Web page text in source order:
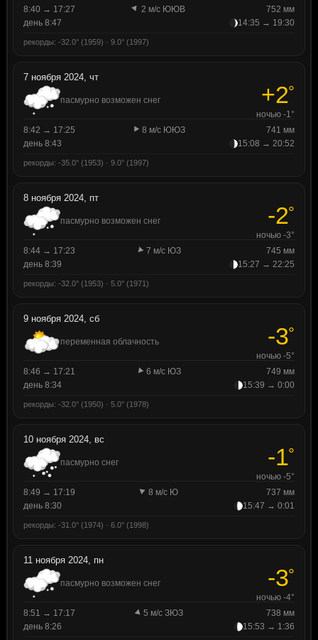
8:40 → 17:27
2 м/с ЮЮВ
752 мм
день 8:47
14:35 → 19:30
рекорды: -32.0° (1959) · 9.0° (1997)
7 ноября 2024, чт
пасмурно возможен снег +2°
ночью -1°
8:42 → 17:25
8 м/с ЮЮЗ
741 мм
день 8:43
15:08 → 20:52
рекорды: -35.0° (1953) · 9.0° (1997)
8 ноября 2024, пт
пасмурно возможен снег -2°
ночью -3°
8:44 → 17:23
7 м/с ЮЗ
745 мм
день 8:39
15:27 → 22:25
рекорды: -32.0° (1953) · 5.0° (1971)
9 ноября 2024, сб
переменная облачность -3°
ночью -5°
8:46 → 17:21
6 м/с ЮЗ
749 мм
день 8:34
15:39 → 0:00
рекорды: -32.0° (1950) · 5.0° (1978)
10 ноября 2024, вс
пасмурно снег -1°
ночью -5°
8:49 → 17:19
8 м/с Ю
737 мм
день 8:30
15:47 → 0:01
рекорды: -31.0° (1974) · 6.0° (1998)
11 ноября 2024, пн
пасмурно возможен снег -3°
ночью -4°
8:51 → 17:17
5 м/с ЗЮЗ
738 мм
день 8:26
15:53 → 1:36